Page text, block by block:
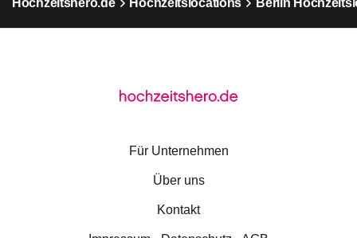
Hochzeitshero.de Hochzeitslocations Berlin
Für Unternehmen
Über uns
Kontakt